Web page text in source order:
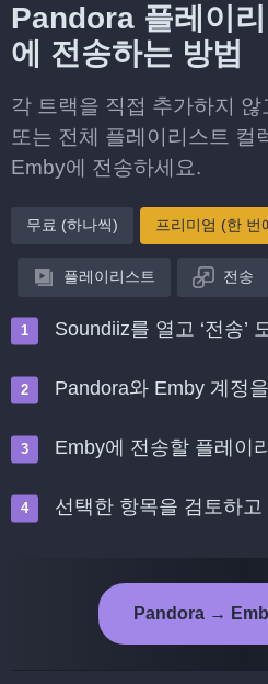
Pandora 플레이
에 전송하는 방법
각 트랙을 직접 추가하지
또는 전체 플레이리스트 컬
Emby에 전송하세요.
무료 (하나씩) 프리미엄 (한 번
플레이리스트 전송
Soundiiz를 열고 ‘전송’
Pandora와 Emby 계정
Emby에 전송할 플레이
선택한 항목을 검토하
Pandora →